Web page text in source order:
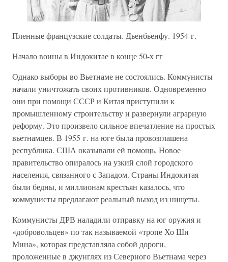
Пленные французские солдаты. Дьенбьенфу. 1954 г.
Начало воины в Индокитае в конце 50-х гг
Однако выборы во Вьетнаме не состоялись. Коммунисты
начали уничтожать своих противников. Одновременно
они при помощи СССР и Китая приступили к
промышленному строительству и развернули аграрную
реформу. Это произвело сильное впечатление на простых
вьетнамцев. В 1955 г. на юге была провозглашена
республика. США оказывали ей помощь. Новое
правительство опиралось на узкий слой городского
населения, связанного с Западом. Страны Индокитая
были бедны, и миллионам крестьян казалось, что
коммунисты предлагают реальный выход из нищеты.
Коммунисты ДРВ наладили отправку на юг оружия и
«добровольцев» по так называемой «тропе Хо Ши
Мина», которая представляла собой дороги,
проложенные в джунглях из Северного Вьетнама через